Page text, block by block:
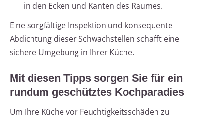
in den Ecken und Kanten des Raumes.
Eine sorgfältige Inspektion und konsequente
Abdichtung dieser Schwachstellen schafft eine
sichere Umgebung in Ihrer Küche.
Mit diesen Tipps sorgen Sie für ein
rundum geschütztes Kochparadies
Um Ihre Küche vor Feuchtigkeitsschäden zu